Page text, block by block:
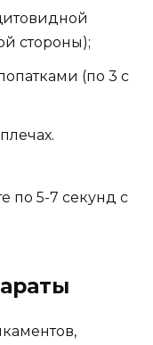
стороны);
(по 3 с
по 5-7 секунд с